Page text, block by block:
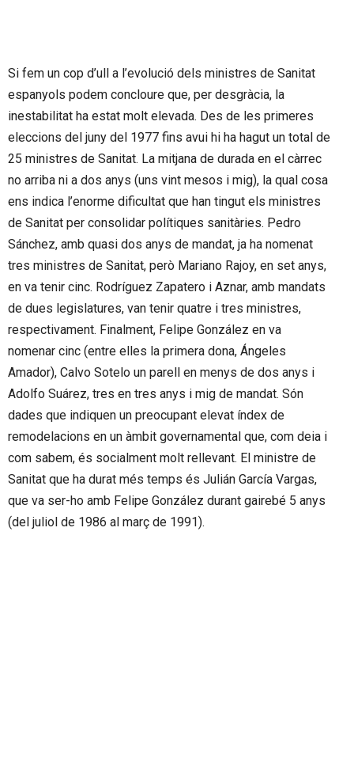
Si fem un cop d’ull a l’evolució dels ministres de Sanitat
espanyols podem concloure que, per desgràcia, la
inestabilitat ha estat molt elevada. Des de les primeres
eleccions del juny del 1977 fins avui hi ha hagut un total de
25 ministres de Sanitat. La mitjana de durada en el càrrec
no arriba ni a dos anys (uns vint mesos i mig), la qual cosa
ens indica l’enorme dificultat que han tingut els ministres
de Sanitat per consolidar polítiques sanitàries. Pedro
Sánchez, amb quasi dos anys de mandat, ja ha nomenat
tres ministres de Sanitat, però Mariano Rajoy, en set anys,
en va tenir cinc. Rodríguez Zapatero i Aznar, amb mandats
de dues legislatures, van tenir quatre i tres ministres,
respectivament. Finalment, Felipe González en va
nomenar cinc (entre elles la primera dona, Ángeles
Amador), Calvo Sotelo un parell en menys de dos anys i
Adolfo Suárez, tres en tres anys i mig de mandat. Són
dades que indiquen un preocupant elevat índex de
remodelacions en un àmbit governamental que, com deia i
com sabem, és socialment molt rellevant. El ministre de
Sanitat que ha durat més temps és Julián García Vargas,
que va ser-ho amb Felipe González durant gairebé 5 anys
(del juliol de 1986 al març de 1991).